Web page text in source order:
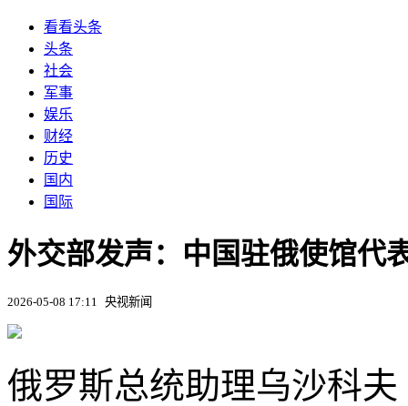
看看头条
头条
社会
军事
娱乐
财经
历史
国内
国际
外交部发声：中国驻俄使馆代
2026-05-08 17:11 央视新闻
俄罗斯总统助理乌沙科